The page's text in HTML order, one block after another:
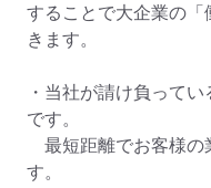
することで大企業の
きます。
・当社が請け負って
です。
最短距離でお客様の
す。